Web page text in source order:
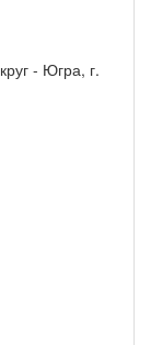
- Югра, г.